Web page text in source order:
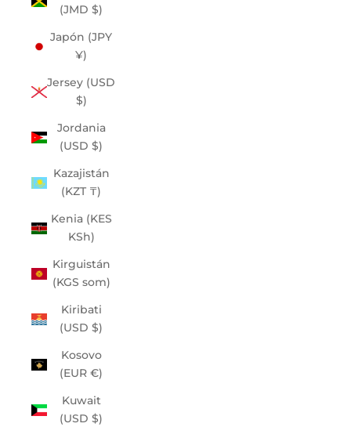
(JMD $)
Japón (JPY
¥)
Jersey (USD
$)
Jordania
(USD $)
Kazajistán
(KZT ₸)
Kenia (KES
KSh)
Kirguistán
(KGS som)
Kiribati
(USD $)
Kosovo
(EUR €)
Kuwait
(USD $)